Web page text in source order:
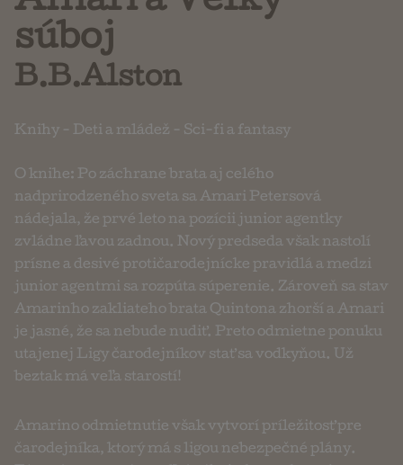
súboj
B.B.Alston
Knihy - Deti a mládež - Sci-fi a fantasy
O knihe: Po záchrane brata aj celého
nadprirodzeného sveta sa Amari Petersová
nádejala, že prvé leto na pozícii junior agentky
zvládne ľavou zadnou. Nový predseda však nastolí
prísne a desivé protičarodejnícke pravidlá a medzi
junior agentmi sa rozpúta súperenie. Zároveň sa stav
Amarinho zakliateho brata Quintona zhorší a Amari
je jasné, že sa nebude nudiť. Preto odmietne ponuku
utajenej Ligy čarodejníkov stať sa vodkyňou. Už
beztak má veľa starostí!
Amarino odmietnutie však vytvorí príležitosť pre
čarodejníka, ktorý má s ligou nebezpečné plány.